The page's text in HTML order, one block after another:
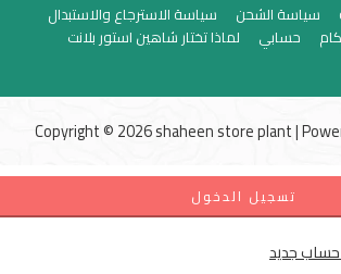
سياسة الشحن
سياسة الاسترجاع والاستبدال
حسابي لماذا تختار شاهين استور بلانت
Copyright © 2026 shaheen store plant |
تسجيل الدخول
جديد